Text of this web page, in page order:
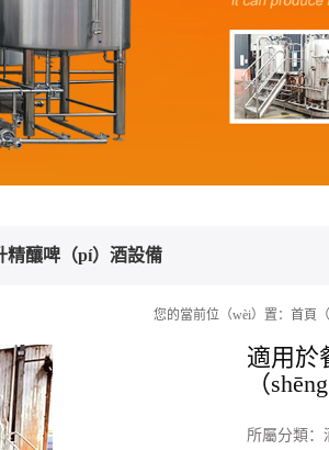
精釀啤（pí）酒設備
您的當前位（wèi）置： 首頁
適用於
（
所屬分類：